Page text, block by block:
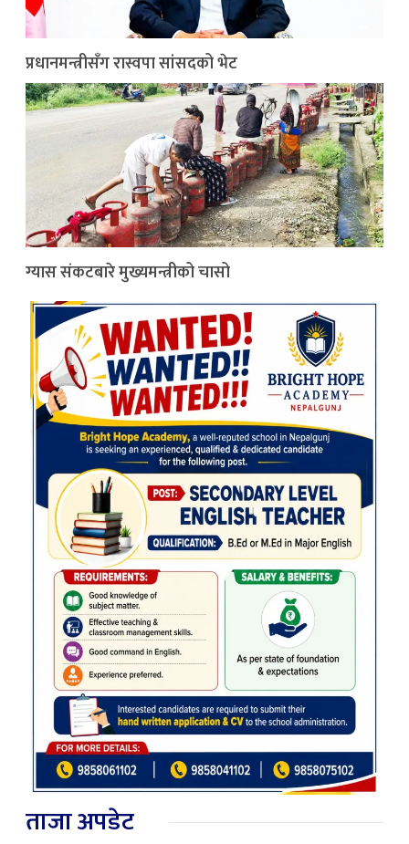
प्रधानमन्त्रीसँग रास्वपा सांसदको भेट
ग्यास संकटबारे मुख्यमन्त्रीको चासो
ताजा अपडेट